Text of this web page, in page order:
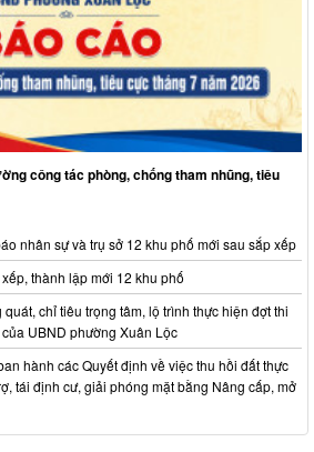
công tác phòng, chống tham nhũng, tiêu
nhân sự và trụ sở 12 khu phố mới sau sắp xếp
thành lập mới 12 khu phố
chỉ tiêu trọng tâm, lộ trình thực hiện đợt thi
UBND phường Xuân Lộc
hành các Quyết định về việc thu hồi đất thực
tái định cư, giải phóng mặt bằng Nâng cấp, mở